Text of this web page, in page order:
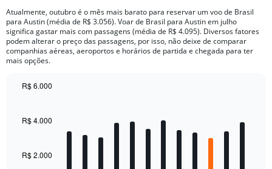
Atualmente, outubro é o mês mais barato para reservar um voo de Brasil
para Austin (média de R$ 3.056). Voar de Brasil para Austin em julho
significa gastar mais com passagens (média de R$ 4.095). Diversos fatores
podem alterar o preço das passagens, por isso, não deixe de comparar
companhias aéreas, aeroportos e horários de partida e chegada para ter
mais opções.
with
The
R$ 2.000
R$ 4.000
R$ 6.000